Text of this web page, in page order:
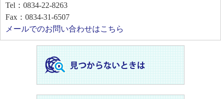
Tel：0834-22-8263
Fax：0834-31-6507
メールでのお問い合わせはこちら